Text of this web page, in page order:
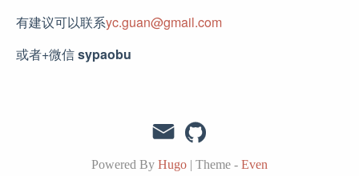
有建议可以联系yc.guan@gmail.com
或者+微信sypaobu
Powered By Hugo | Theme - Even